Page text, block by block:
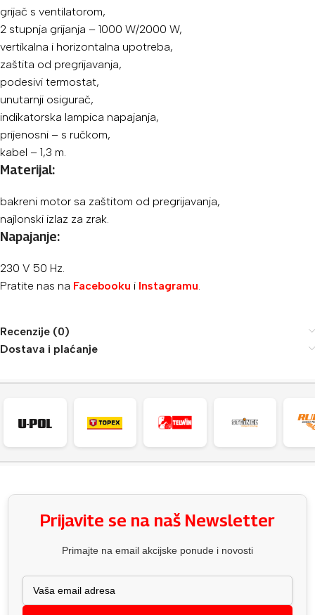
grijač s ventilatorom,
2 stupnja grijanja – 1000 W/2000 W,
vertikalna i horizontalna upotreba,
zaštita od pregrijavanja,
podesivi termostat,
unutarnji osigurač,
indikatorska lampica napajanja,
prijenosni – s ručkom,
kabel – 1,3 m.
Materijal:
bakreni motor sa zaštitom od pregrijavanja,
najlonski izlaz za zrak.
Napajanje:
230 V 50 Hz.
Pratite nas na Facebooku i Instagramu
Recenzije (0)
Dostava i plaćanje
Prijavite se na naš Newsletter
Primajte na email akcijske ponude i novosti